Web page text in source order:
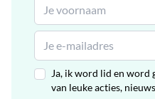
Ja, ik word lid en word
van leuke acties,